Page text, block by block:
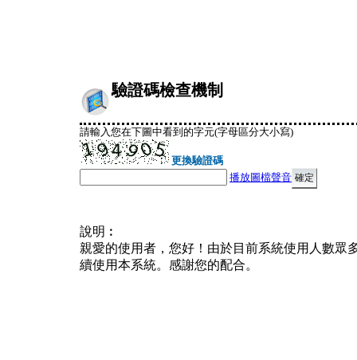
驗證碼檢查機制
請輸入您在下圖中看到的字元(字母區分大小寫)
更換驗證碼
播放圖檔聲音
說明︰
親愛的使用者，您好！由於目前系統使用人數眾
續使用本系統。感謝您的配合。